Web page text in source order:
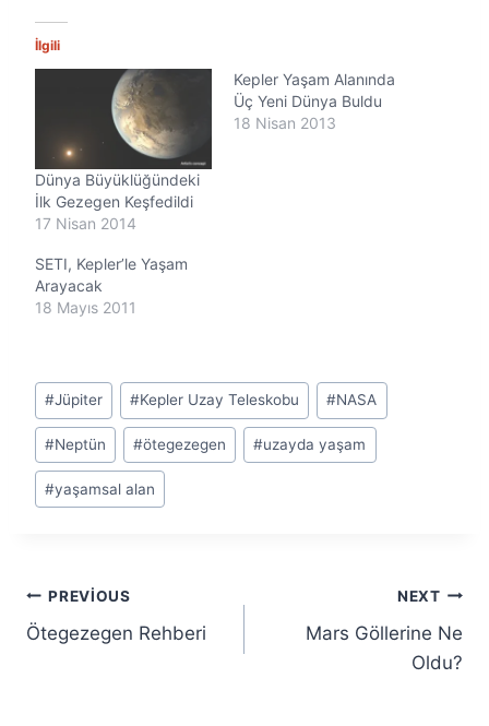
n
.
.
İlgili
Dünya Büyüklüğündeki
İlk Gezegen Keşfedildi
17 Nisan 2014
Kepler Yaşam Alanında
Üç Yeni Dünya Buldu
18 Nisan 2013
SETI, Kepler’le Yaşam
Arayacak
18 Mayıs 2011
Post
Tags:
#Jüpiter #Kepler Uzay Teleskobu #NASA
#Neptün #ötegezegen #uzayda yaşam
#yaşamsal alan
Yazı
gezinmesi
PREVIOUS
Ötegezegen Rehberi
NEXT
Mars Göllerine Ne
Oldu?